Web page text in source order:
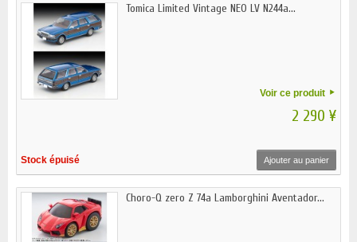
Tomica Limited Vintage NEO LV N244a...
Voir ce produit
2 290 ¥
Stock épuisé Ajouter au panier
Choro-Q zero Z 74a Lamborghini Aventador...